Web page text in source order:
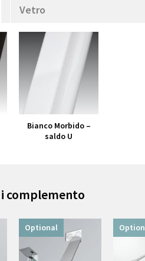
Vetro
Bianco Morbido –
saldo U
complemento
Optional